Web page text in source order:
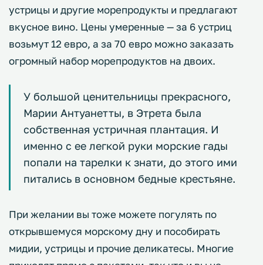
устрицы и другие морепродукты и предлагают
вкусное вино. Цены умеренные — за 6 устриц
возьмут 12 евро, а за 70 евро можно заказать
огромный набор морепродуктов на двоих.
У большой ценительницы прекрасного,
Марии Антуанетты, в Этрета была
собственная устричная плантация. И
именно с ее легкой руки морские гады
попали на тарелки к знати, до этого ими
питались в основном бедные крестьяне.
При желании вы тоже можете погулять по
открывшемуся морскому дну и пособирать
мидии, устрицы и прочие деликатесы. Многие